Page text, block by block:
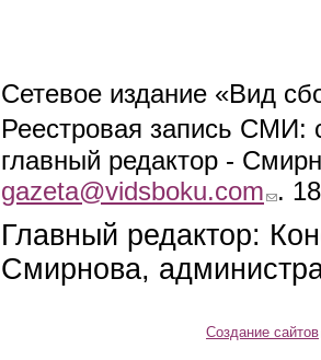
Сетевое издание «Вид
Реестровая запись СМИ:
главный редактор -
gazeta@vidsboku.com (link sends
.
Главный редактор:
Смирнова,
Создание сайтов